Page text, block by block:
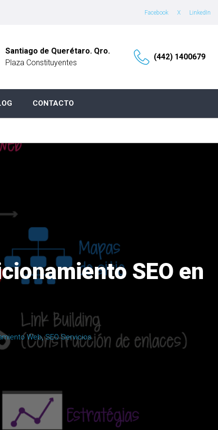
Facebook X LinkedIn
Santiago de Querétaro. Qro.
Plaza Constituyentes
(442) 1400679
CONTACTO
SEO en
Web,SEO Servicios